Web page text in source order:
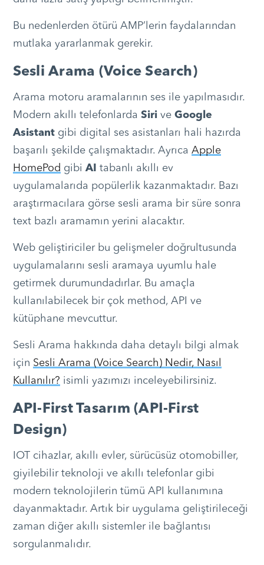
Bu nedenlerden ötürü AMP’lerin faydalarından
mutlaka yararlanmak gerekir.
Sesli Arama (Voice Search)
Arama motoru aramalarının ses ile yapılmasıdır.
Modern akıllı telefonlarda Sirive Google
Asistantgibi digital ses asistanları hali hazırda
başarılı şekilde çalışmaktadır. Ayrıca Apple
HomePod gibi AI tabanlı akıllı ev
uygulamalarıda popülerlik kazanmaktadır. Bazı
araştırmacılara görse sesli arama bir süre sonra
text bazlı aramamın yerini alacaktır.
Web geliştiriciler bu gelişmeler doğrultusunda
uygulamalarını sesli aramaya uyumlu hale
getirmek durumundadırlar. Bu amaçla
kullanılabilecek bir çok method, API ve
kütüphane mevcuttur.
Sesli Arama hakkında daha detaylı bilgi almak
için Sesli Arama (Voice Search) Nedir, Nasıl
Kullanılır? isimli yazımızı inceleyebilirsiniz.
API-First Tasarım (API-First
Design)
IOT cihazlar, akıllı evler, sürücüsüz otomobiller,
giyilebilir teknoloji ve akıllı telefonlar gibi
modern teknolojilerin tümü API kullanımına
dayanmaktadır. Artık bir uygulama geliştirileceği
zaman diğer akıllı sistemler ile bağlantısı
sorgulanmalıdır.